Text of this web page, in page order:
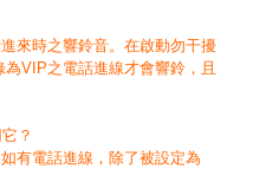
來時之響鈴音。在啟動勿干擾
VIP之電話進線才會響鈴，且
？
有電話進線，除了被設定為